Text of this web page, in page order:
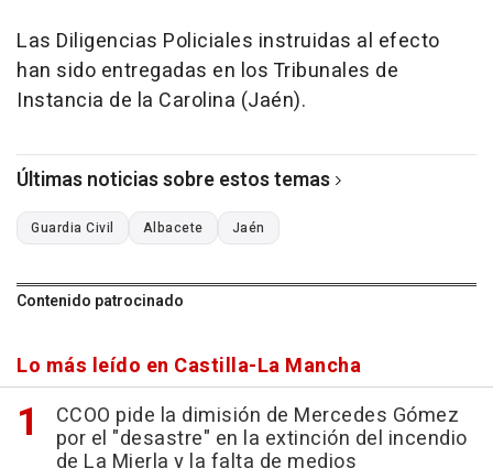
Las Diligencias Policiales instruidas al efecto
han sido entregadas en los Tribunales de
Instancia de la Carolina (Jaén).
Últimas noticias sobre estos temas
Guardia Civil Albacete Jaén
Contenido patrocinado
Lo más leído en Castilla-La Mancha
CCOO pide la dimisión de Mercedes Gómez
por el "desastre" en la extinción del incendio
de La Mierla y la falta de medios